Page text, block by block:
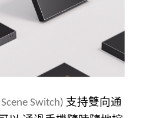
Switch) 支持雙向通